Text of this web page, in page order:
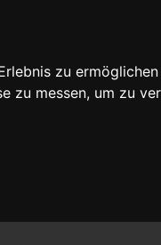
zu
zu messen, um zu